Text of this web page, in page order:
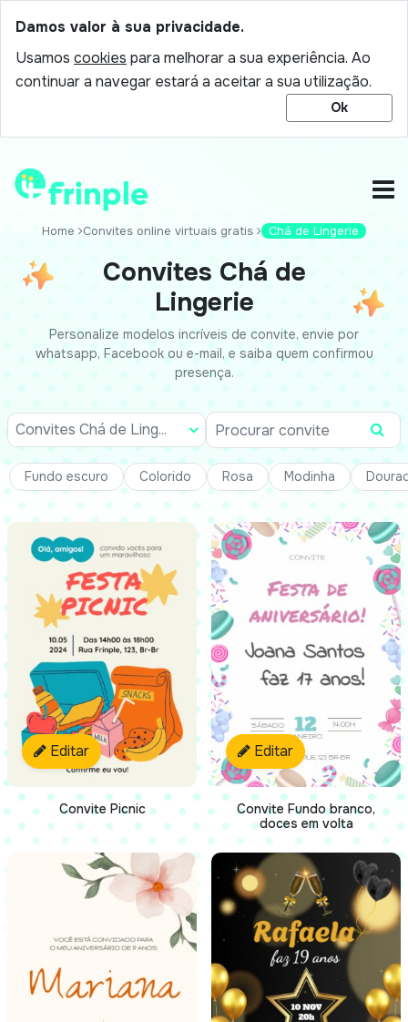
Damos valor à sua privacidade.
Usamos cookies para melhorar a sua experiência. Ao
continuar a navegar estará a aceitar a sua utilização.
Ok
Home Convites online virtuais gratis Chá de Lingerie
Convites Chá de
Lingerie
Personalize modelos incríveis de convite, envie por
whatsapp, Facebook ou e-mail, e saiba quem confirmou
presença.
Convites Chá de Ling...
Fundo escuro Colorido Rosa Modinha
Editar
Convite Picnic
Editar
Convite Fundo branco,
doces em volta